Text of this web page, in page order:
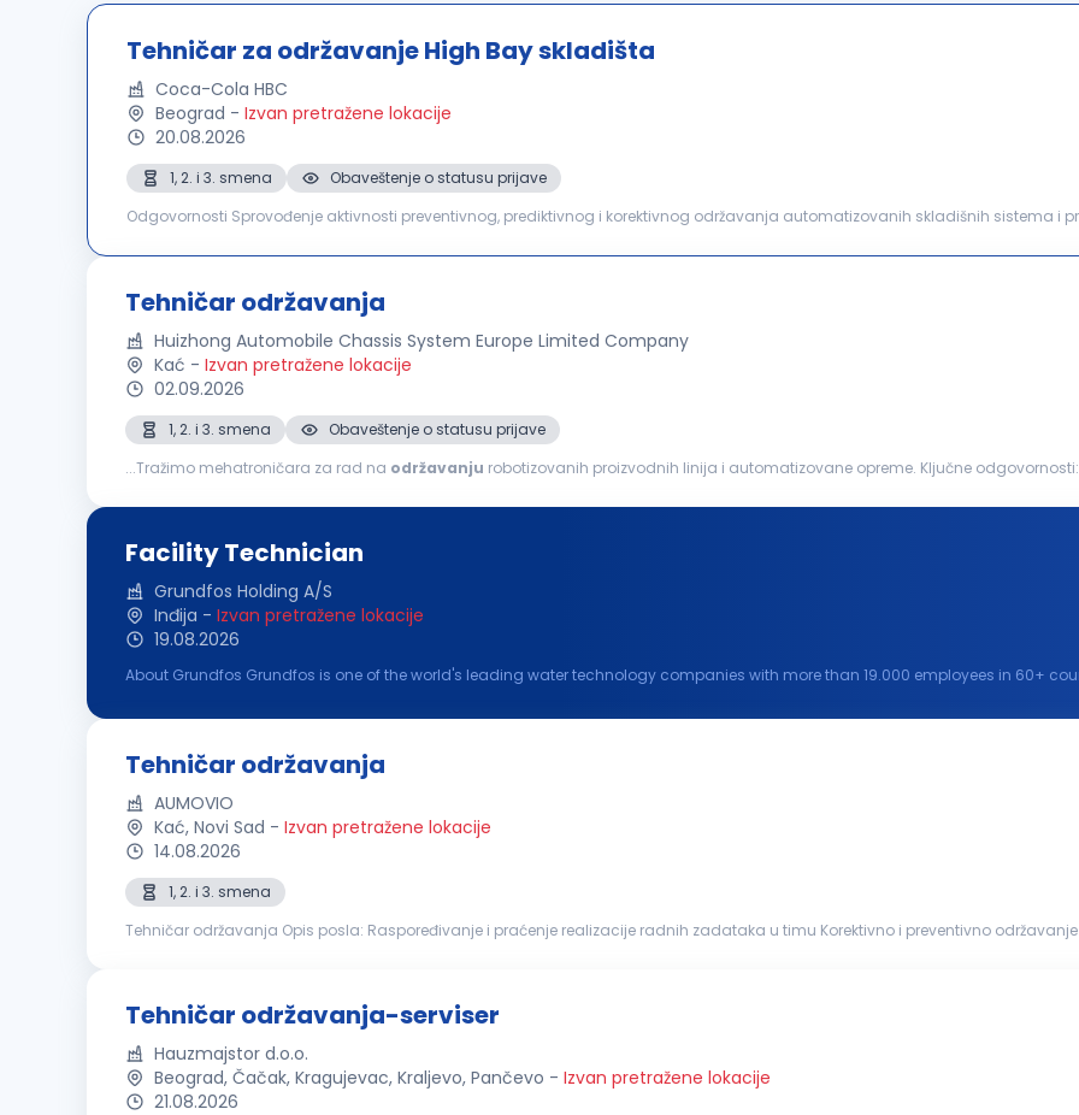
Tehničar za održavanje High Bay skladišta
Coca-Cola HBC
Beograd - Izvan pretražene lokacije
20.08.2026
1, 2. i 3. smena
Obaveštenje o statusu prijave
Odgovornosti Sprovođenje aktivnosti preventivnog, prediktivnog i korektivnog održavanja automatizovanih skladišnih sistema i prateće opreme, sa ciljem
Tehničar održavanja
Huizhong Automobile Chassis System Europe Limited Company
Kać - Izvan pretražene lokacije
02.09.2026
1, 2. i 3. smena
Obaveštenje o statusu prijave
...Tražimo mehatroničara za rad na održavanju robotizovanih proizvodnih linija i automatizovane opreme. Ključne odgovornosti: Izvršavanje
Facility Technician
Grundfos Holding A/S
Inđija - Izvan pretražene lokacije
19.08.2026
About Grundfos Grundfos is one of the world's leading water technology companies with more than 19.000 employees in 60+
Tehničar održavanja
AUMOVIO
Kać, Novi Sad - Izvan pretražene lokacije
14.08.2026
1, 2. i 3. smena
Tehničar održavanja Opis posla: Raspoređivanje i praćenje realizacije radnih zadataka u timu Korektivno i preventivno održavanje električne i mehaničke
Tehničar održavanja-serviser
Hauzmajstor d.o.o.
Beograd, Čačak, Kragujevac, Kraljevo, Pančevo - Izvan pretražene lokacije
21.08.2026